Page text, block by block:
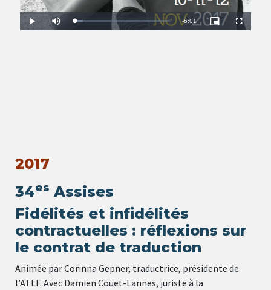
2017
34es Assises
Fidélités et infidélités
contractuelles : réflexions sur
le contrat de traduction
Animée par Corinna Gepner, traductrice, présidente de
l’ATLF. Avec Damien Couet-Lannes, juriste à la